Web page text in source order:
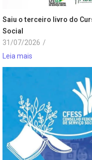
Saiu o terceiro livro do
Social
31/07/2026 /
Leia mais